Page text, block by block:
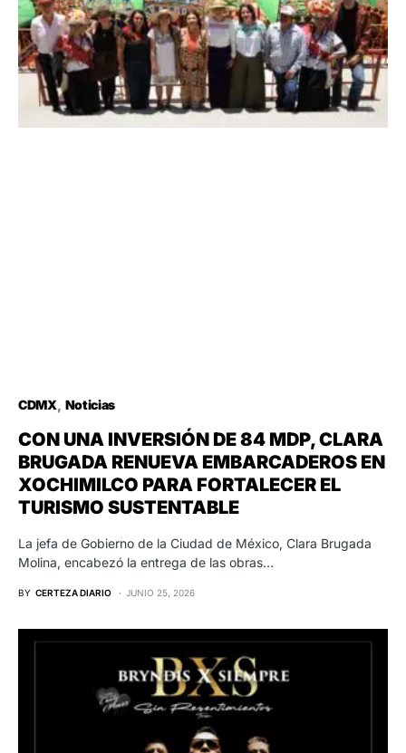
CDMX Noticias
CON UNA INVERSIÓN DE 84 MDP, CLARA
BRUGADA RENUEVA EMBARCADEROS EN
XOCHIMILCO PARA FORTALECER EL
TURISMO SUSTENTABLE
La jefa de Gobierno de la Ciudad de México, Clara Brugada
Molina, encabezó la entrega de las obras…
BY CERTEZA DIARIO JUNIO 25, 2026